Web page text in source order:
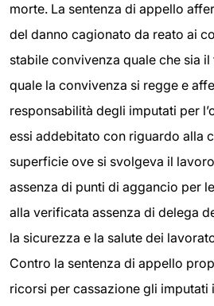
morte. La sentenza di appello
del danno cagionato da reato ai
stabile convivenza quale che sia
quale la convivenza si regge e
responsabilità degli imputati per
essi addebitato con riguardo alla
superficie ove si svolgeva il
assenza di punti di aggancio per
alla verificata assenza di delega
la sicurezza e la salute dei
Contro la sentenza di appello
ricorsi per cassazione gli imputati